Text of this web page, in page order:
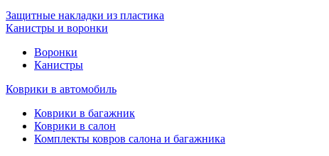
Защитные накладки из пластика
Канистры и воронки
Воронки
Канистры
Коврики в автомобиль
Коврики в багажник
Коврики в салон
Комплекты ковров салона и багажника